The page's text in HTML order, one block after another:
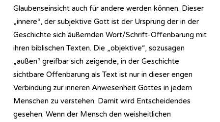
Glaubenseinsicht auch für andere werden können. Dieser
„innere“, der subjektive Gott ist der Ursprung der in der
Geschichte sich äußernden Wort/Schrift-Offenbarung mit
ihren biblischen Texten. Die „objektive“, sozusagen
„außen“ greifbar sich zeigende, in der Geschichte
sichtbare Offenbarung als Text ist nur in dieser engen
Verbindung zur inneren Anwesenheit Gottes in jedem
Menschen zu verstehen. Damit wird Entscheidendes
gesehen: Wenn der Mensch den weisheitlichen